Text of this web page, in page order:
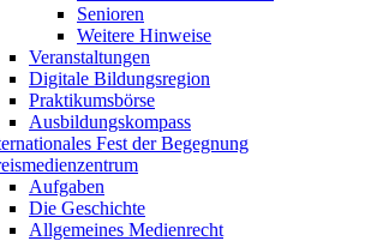
Senioren
Weitere Hinweise
Veranstaltungen
Digitale Bildungsregion
Praktikumsbörse
Ausbildungskompass
Fest der Begegnung
Aufgaben
Die Geschichte
Allgemeines Medienrecht